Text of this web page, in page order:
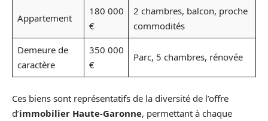
Appartement
180 000
€
2 chambres, balcon, proche
commodités
Demeure de
caractère
350 000
€
Parc, 5 chambres, rénovée
Ces biens sont représentatifs de la diversité de l’offre
d’immobilier Haute-Garonne, permettant à chaque